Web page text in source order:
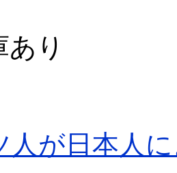
り
人が日本人